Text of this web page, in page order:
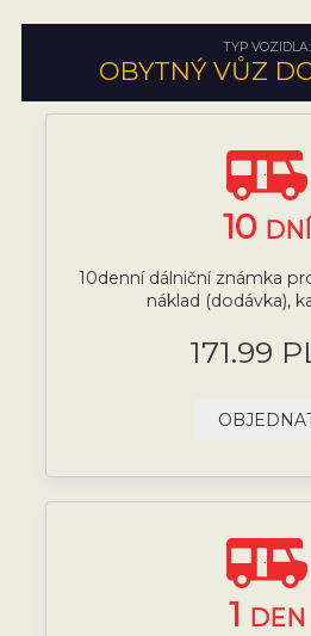
TYP VOZIDLA:
OBYTNÝ VŮZ
10 DNÍ
10denní dálniční známka
náklad (dodávka),
171.99
1 DEN